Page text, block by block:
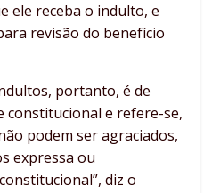
ele receba o indulto, e
revisão do benefício
portanto, é de
constitucional e refere-se,
podem ser agraciados,
expressa ou
diz o